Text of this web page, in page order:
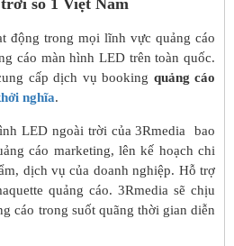
số 1 Việt Nam
động trong mọi lĩnh vực quảng cáo
cáo màn hình LED trên toàn quốc.
cấp dịch vụ booking quảng cáo
nghĩa.
LED ngoài trời của 3Rmedia bao
cáo marketing, lên kế hoạch chi
dịch vụ của doanh nghiệp. Hỗ trợ
quảng cáo. 3Rmedia sẽ chịu
cáo trong suốt quãng thời gian diễn